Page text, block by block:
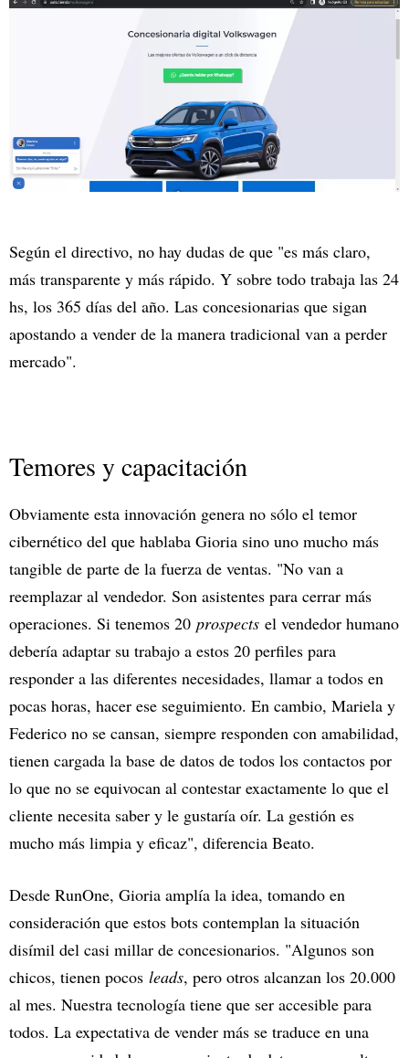
Según el directivo, no hay dudas de que "es más claro,
más transparente y más rápido. Y sobre todo trabaja las 24
hs, los 365 días del año. Las concesionarias que sigan
apostando a vender de la manera tradicional van a perder
mercado".
Temores y capacitación
Obviamente esta innovación genera no sólo el temor
cibernético del que hablaba Gioria sino uno mucho más
tangible de parte de la fuerza de ventas. "No van a
reemplazar al vendedor. Son asistentes para cerrar más
operaciones. Si tenemos 20 prospects el vendedor humano
debería adaptar su trabajo a estos 20 perfiles para
responder a las diferentes necesidades, llamar a todos en
pocas horas, hacer ese seguimiento. En cambio, Mariela y
Federico no se cansan, siempre responden con amabilidad,
tienen cargada la base de datos de todos los contactos por
lo que no se equivocan al contestar exactamente lo que el
cliente necesita saber y le gustaría oír. La gestión es
mucho más limpia y eficaz", diferencia Beato.
Desde RunOne, Gioria amplía la idea, tomando en
consideración que estos bots contemplan la situación
disímil del casi millar de concesionarios. "Algunos son
chicos, tienen pocos leads, pero otros alcanzan los 20.000
al mes. Nuestra tecnología tiene que ser accesible para
todos. La expectativa de vender más se traduce en una